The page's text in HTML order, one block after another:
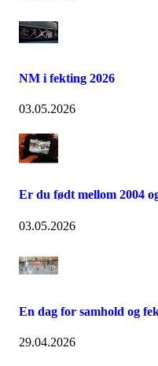
NM i fekting 2026
03.05.2026
Er du født mellom 2004
03.05.2026
En dag for samhold og
29.04.2026